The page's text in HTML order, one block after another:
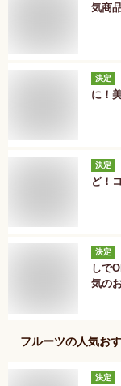
気商
決定
に！
決定
ど！
決定
しで
気の
フルーツの人気お
決定